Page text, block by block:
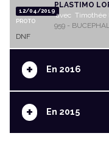
12/04/2019
PROTO
PLASTIMO
avec Timothée
959 -
DNF
+ En 2016
+ En 2015